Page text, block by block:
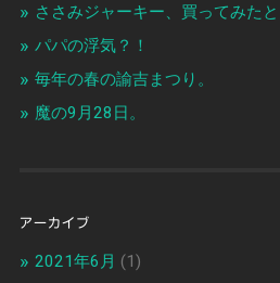
ささみジャーキー、買ってみたと
パパの浮気？！
毎年の春の諭吉まつり。
魔の9月28日。
アーカイブ
2021年6月 (1)